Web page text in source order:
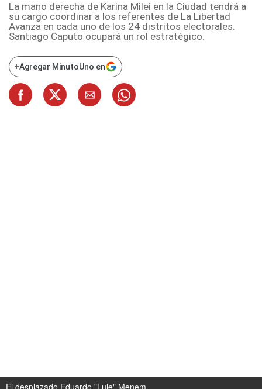
La mano derecha de Karina Milei en la Ciudad tendrá a
su cargo coordinar a los referentes de La Libertad
Avanza en cada uno de los 24 distritos electorales.
Santiago Caputo ocupará un rol estratégico.
+Agregar MinutoUno en